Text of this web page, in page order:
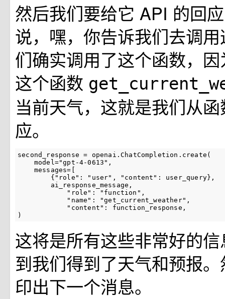
然后我们要给它 API 的回
说，嘿，你告诉我们去调
们确实调用了这个函数，
这个函数
当前天气，这就是我们从
应。
second_response = openai . ChatCompletion . create (
model="gpt-4-0613" ,
messages=
{ "role" : "user" , "content" : user_query},
ai_response_message ,
"role" : "function" ,
"name" : "get_current_weather" ,
"content" : function_response ,
)
这将是所有这些非常好的
到我们得到了天气和预报
印出下一个消息。